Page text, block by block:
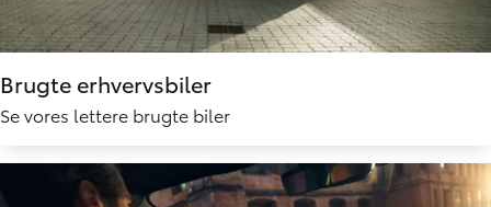
Brugte erhvervsbiler
Se vores lettere brugte biler